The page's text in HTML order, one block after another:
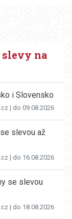
slevy na
i Slovensko
| do 09.08.2026
slevou až
| do 16.08.2026
se slevou
| do 18.08.2026